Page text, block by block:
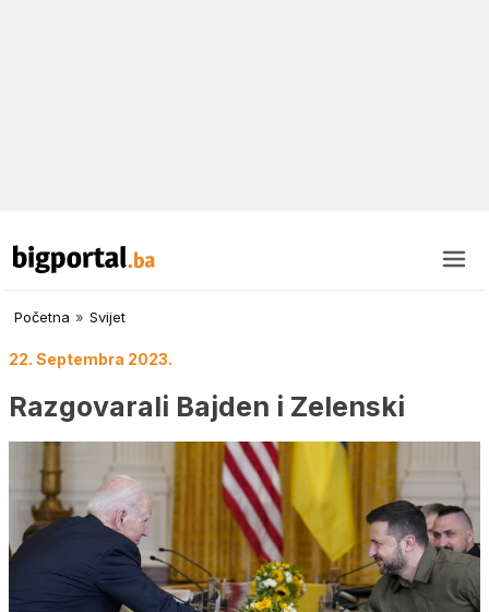
Početna » Svijet
22. Septembra 2023.
Razgovarali Bajden i Zelenski